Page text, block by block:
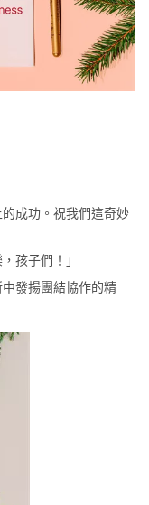
的成功。祝我們這奇妙
孩子們！」
中發揚團結協作的精